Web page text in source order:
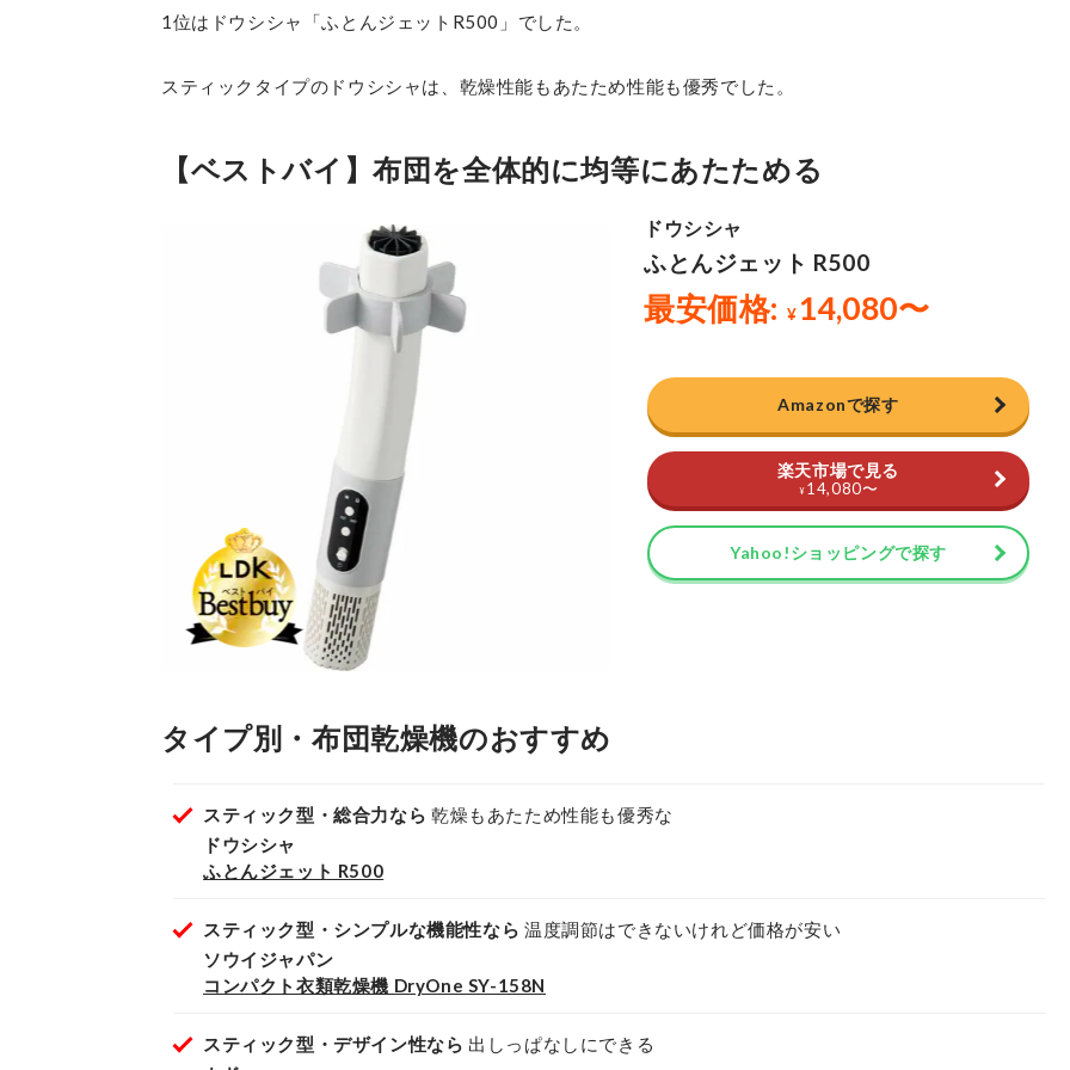
1位はドウシシャ「ふとんジェットR500」でした。
スティックタイプのドウシシャは、乾燥性能もあたため性能も優秀でした。
【ベストバイ】布団を全体的に均等にあたためる
Amazonで探す
楽天市場で見る
¥ 14,080〜
Yahoo!ショッピングで探す
タイプ別・布団乾燥機のおすすめ
スティック型・総合力なら 乾燥もあたため性能も優秀な
ドウシシャ
ふとんジェット R500
スティック型・シンプルな機能性なら 温度調節はできないけれど価格が安い
ソウイジャパン
コンパクト衣類乾燥機 DryOne SY-158N
スティック型・デザイン性なら 出しっぱなしにできる